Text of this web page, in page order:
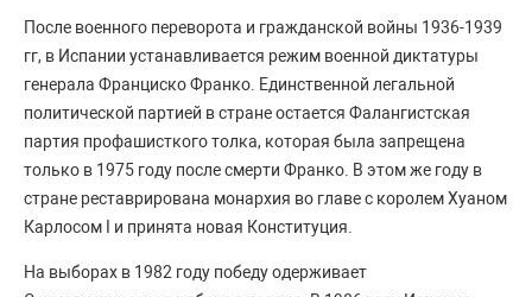
После военного переворота и гражданской войны 1936-1939
гг, в Испании устанавливается режим военной диктатуры
генерала Франциско Франко. Единственной легальной
политической партией в стране остается Фалангистская
партия профашисткого толка, которая была запрещена
только в 1975 году после смерти Франко. В этом же году в
стране реставрирована монархия во главе с королем Хуаном
Карлосом I и принята новая Конституция.
На выборах в 1982 году победу одерживает